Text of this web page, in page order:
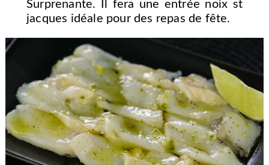
Surprenante. Il fera une entrée noix st
jacques idéale pour des repas de fête.